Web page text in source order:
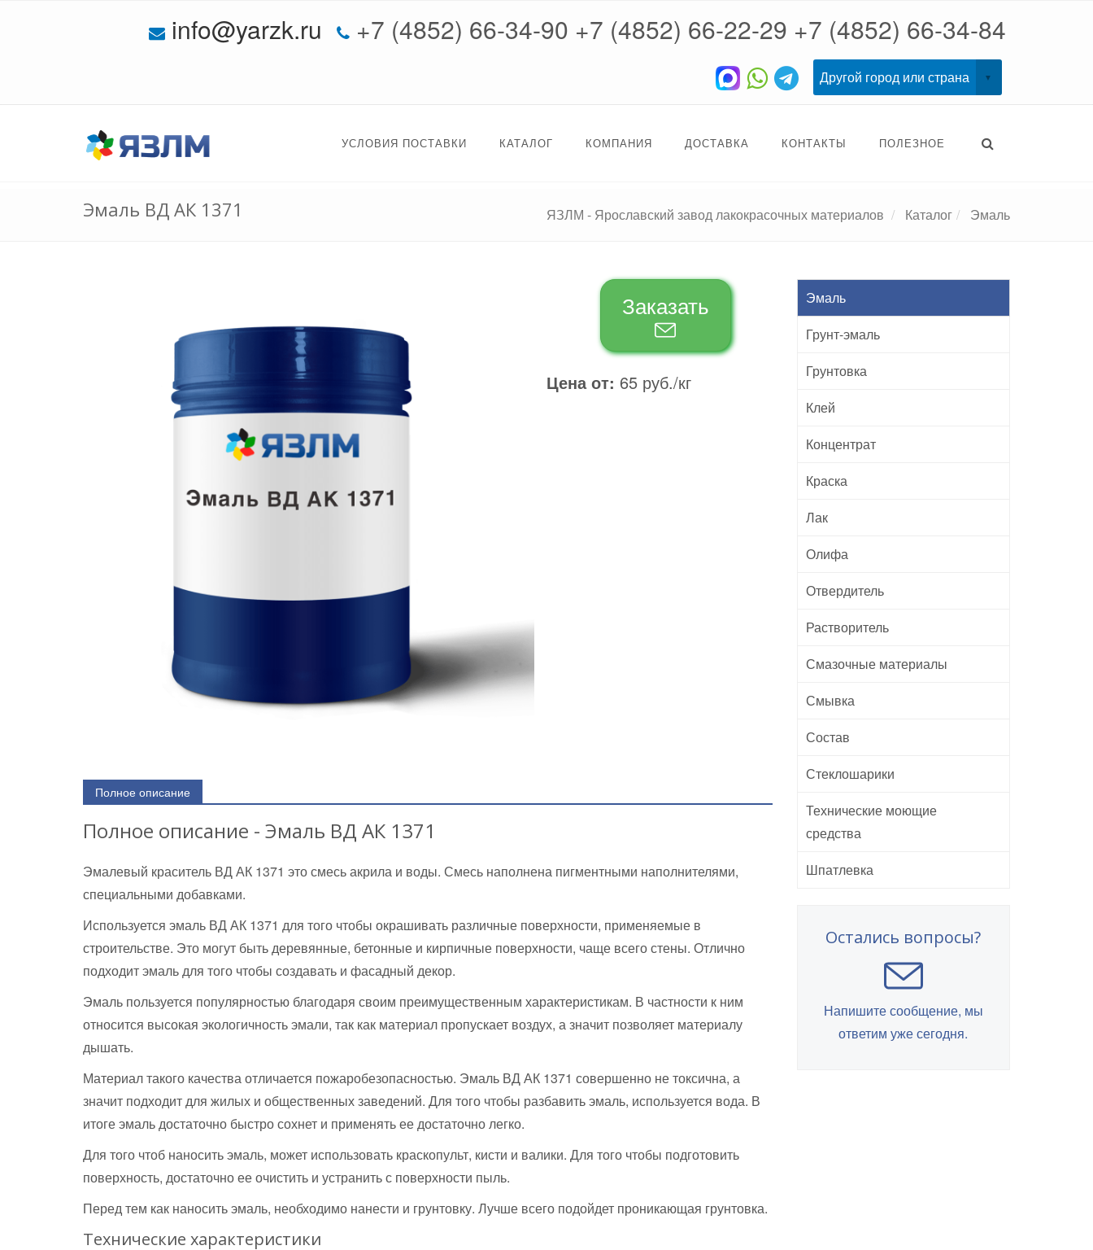
info@yarzk.ru +7 (4852) 66-34-90 +7 (4852) 66-22-29 +7 (4852) 66-34-84
УСЛОВИЯ ПОСТАВКИ КАТАЛОГ КОМПАНИЯ ДОСТАВКА КОНТАКТЫ ПОЛЕЗНОЕ
Эмаль ВД АК 1371 ЯЗЛМ - Ярославский завод лакокрасочных материалов Каталог Эмаль
Заказать
Цена от: 65 руб./кг
Полное описание
Полное описание - Эмаль ВД АК 1371
Эмалевый краситель ВД АК 1371 это смесь акрила и воды. Смесь наполнена пигментными наполнителями,
специальными добавками.
Используется эмаль ВД АК 1371 для того чтобы окрашивать различные поверхности, применяемые в
строительстве. Это могут быть деревянные, бетонные и кирпичные поверхности, чаще всего стены. Отлично
подходит эмаль для того чтобы создавать и фасадный декор.
Эмаль пользуется популярностью благодаря своим преимущественным характеристикам. В частности к ним
относится высокая экологичность эмали, так как материал пропускает воздух, а значит позволяет материалу
дышать.
Материал такого качества отличается пожаробезопасностью. Эмаль ВД АК 1371 совершенно не токсична, а
значит подходит для жилых и общественных заведений. Для того чтобы разбавить эмаль, используется вода. В
итоге эмаль достаточно быстро сохнет и применять ее достаточно легко.
Для того чтоб наносить эмаль, может использовать краскопульт, кисти и валики. Для того чтобы подготовить
поверхность, достаточно ее очистить и устранить с поверхности пыль.
Перед тем как наносить эмаль, необходимо нанести и грунтовку. Лучше всего подойдет проникающая грунтовка.
Технические характеристики
Эмаль
Грунт-эмаль
Грунтовка
Клей
Концентрат
Краска
Лак
Олифа
Отвердитель
Растворитель
Смазочные материалы
Смывка
Состав
Стеклошарики
Технические моющие
средства
Шпатлевка
Остались вопросы?
Напишите сообщение, мы
ответим уже сегодня.